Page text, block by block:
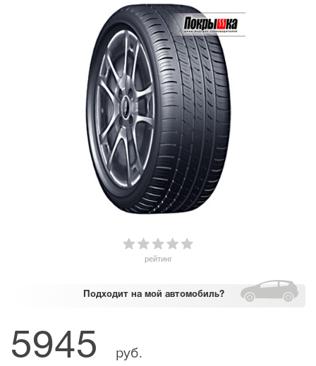
рейтинг
Подходит на мой автомобиль?
5945 руб.